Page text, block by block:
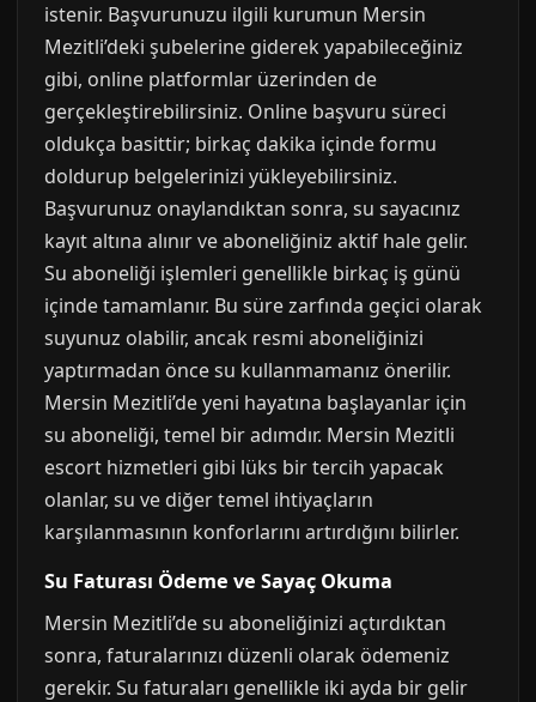
istenir. Başvurunuzu ilgili kurumun Mersin
Mezitli’deki şubelerine giderek yapabileceğiniz
gibi, online platformlar üzerinden de
gerçekleştirebilirsiniz. Online başvuru süreci
oldukça basittir; birkaç dakika içinde formu
doldurup belgelerinizi yükleyebilirsiniz.
Başvurunuz onaylandıktan sonra, su sayacınız
kayıt altına alınır ve aboneliğiniz aktif hale gelir.
Su aboneliği işlemleri genellikle birkaç iş günü
içinde tamamlanır. Bu süre zarfında geçici olarak
suyunuz olabilir, ancak resmi aboneliğinizi
yaptırmadan önce su kullanmamanız önerilir.
Mersin Mezitli’de yeni hayatına başlayanlar için
su aboneliği, temel bir adımdır. Mersin Mezitli
escort hizmetleri gibi lüks bir tercih yapacak
olanlar, su ve diğer temel ihtiyaçların
karşılanmasının konforlarını artırdığını bilirler.
Su Faturası Ödeme ve Sayaç Okuma
Mersin Mezitli’de su aboneliğinizi açtırdıktan
sonra, faturalarınızı düzenli olarak ödemeniz
gerekir. Su faturaları genellikle iki ayda bir gelir